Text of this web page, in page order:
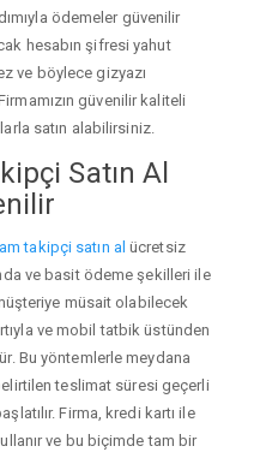
ödemeler güvenilir
hesabın şifresi yahut
ve böylece gizyazı
güvenilir kaliteli
satın alabilirsiniz.
Satın Al
takipçi satın al ücretsiz
ve basit ödeme şekilleri ile
müsait olabilecek
ve mobil tatbik üstünden
Bu yöntemlerle meydana
teslimat süresi geçerli
Firma, kredi kartı ile
ve bu biçimde tam bir